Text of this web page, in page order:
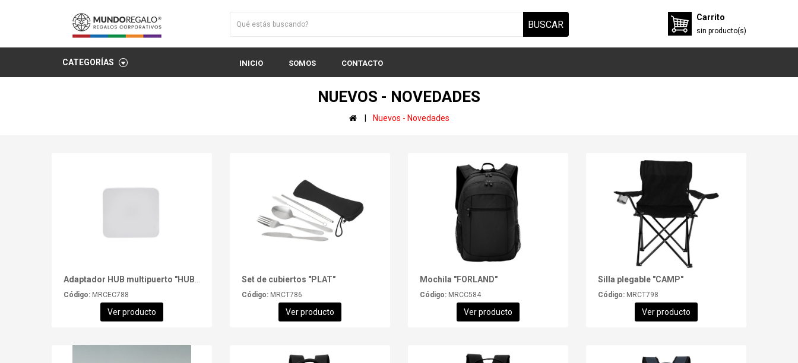
BUSCAR
Carrito
sin producto(s)
CATEGORÍAS INICIO SOMOS CONTACTO
NUEVOS - NOVEDADES
Nuevos - Novedades
Código: MRCEC788
Ver producto
Set de cubiertos "PLAT"
Código: MRCT786
Ver producto
Mochila "FORLAND"
Código: MRCC584
Ver producto
Silla plegable "CAMP"
Código: MRCT798
Ver producto